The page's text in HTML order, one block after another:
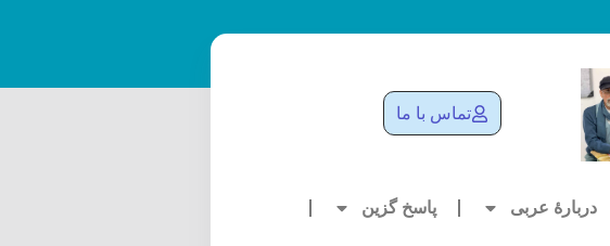
تماس با ما
دربارۀ عربی پاسخ گزین